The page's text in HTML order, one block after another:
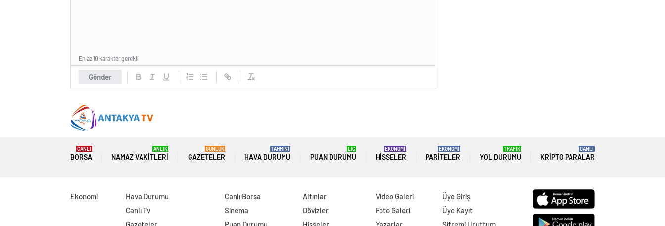
Gönder
En az 10 karakter gerekli
BORSA
CANLI
NAMAZ VAKITLERI
ANLIK
GAZETELER
GÜNLÜK
HAVA DURUMU
TAHMİNİ
PUAN DURUMU
LİG
HISSELER
EKONOMİ
PARITELER
EKONOMİ
YOL DURUMU
TRAFİK
KRIPTO PARALAR
CANLI
Ekonomi
Hava Durumu
Canlı Tv
Gazeteler
Canlı Borsa
Sinema
Puan Durumu
Altınlar
Dövizler
Hisseler
Video Galeri
Foto Galeri
Yazarlar
Üye Giriş
Üye Kayıt
Şifremi Unuttum